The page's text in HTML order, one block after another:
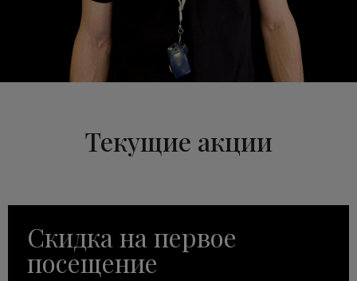
Текущие акции
Скидка на первое
посещение